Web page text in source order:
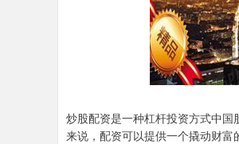
炒股配资是一种杠杆投资方式中
来说，配资可以提供一个撬动财富